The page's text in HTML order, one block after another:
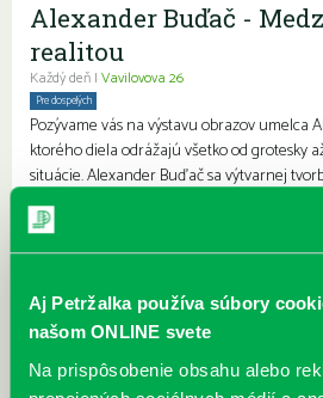
Aj Petržalka používa súbory
našom ONLINE svete
Na prispôsobenie obsahu alebo
Alexander Buďač -
realitou
Každý deň | Vavilovova 26
Pre dospelých
Pozývame vás na výstavu obrazov umelca
ktorého diela odrážajú všetko od grotesky
situácie. Alexander Buďač sa výtvarnej
viac ako tridsaťpäť rokov. Svoj záujem
unikátnej grafike a perokresbe. Predstavuje
surrealistický svet snov. Kostýmovanými
ktorou žije alebo pracuje. Medzi jeho
JÚN v knižnici